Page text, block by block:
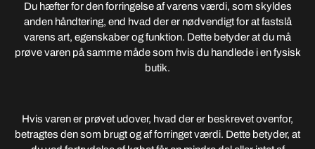
Du hæfter for den forringelse af varens værdi, som skyldes
anden håndtering, end hvad der er nødvendigt for at fastslå
varens art, egenskaber og funktion. Dette betyder at du må
prøve varen på samme måde som hvis du handlede i en fysisk
butik.
Hvis varen er prøvet udover, hvad der er beskrevet ovenfor,
betragtes den som brugt og af forringet værdi. Dette betyder, at